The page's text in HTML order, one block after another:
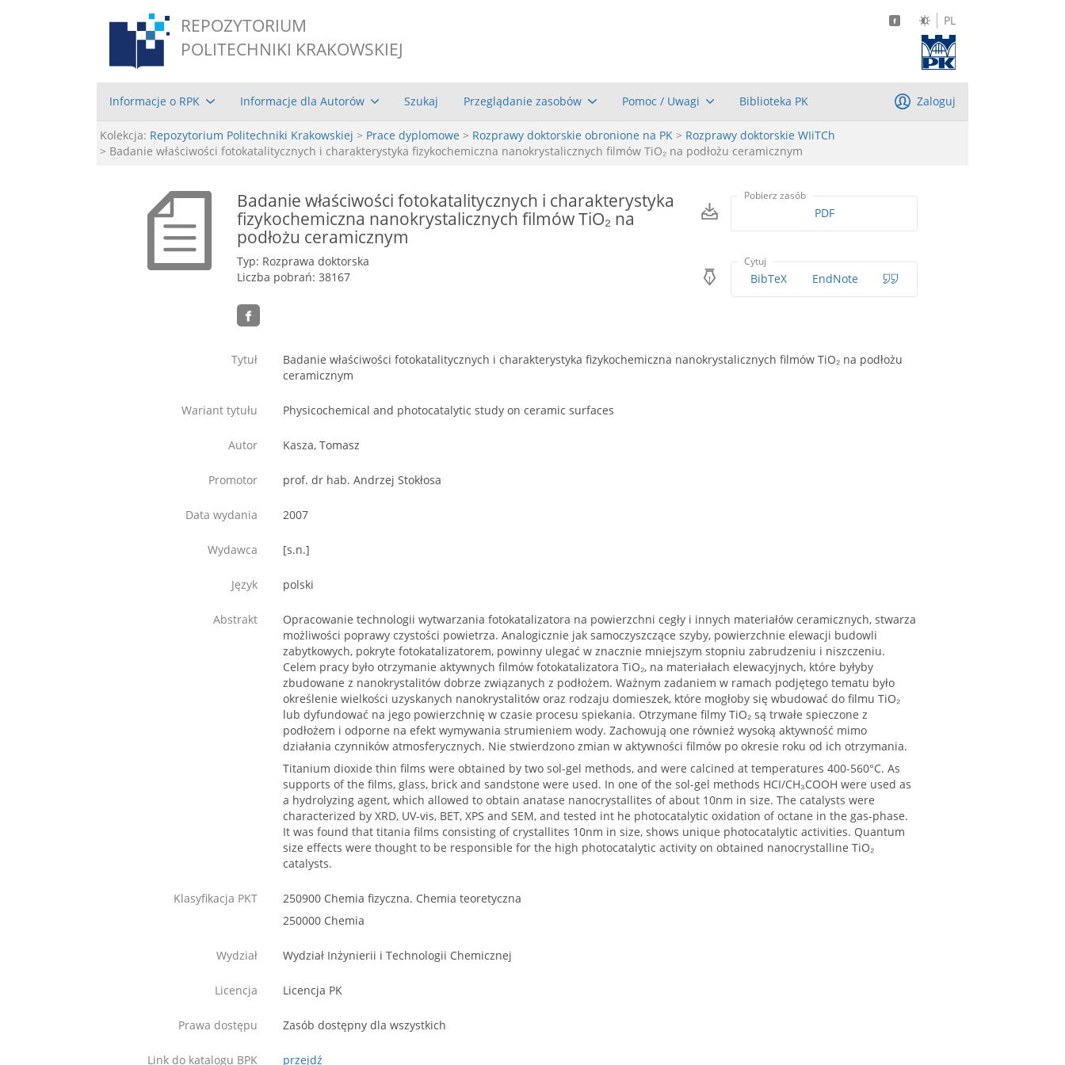
REPOZYTORIUM
POLITECHNIKI KRAKOWSKIEJ
PL
Informacje o RPK Informacje dla Autorów Szukaj Przeglądanie zasobów Pomoc / Uwagi Biblioteka PK Zaloguj
Kolekcja: Repozytorium Politechniki Krakowskiej > Prace dyplomowe > Rozprawy doktorskie obronione na PK > Rozprawy doktorskie WIiTCh
> Badanie właściwości fotokatalitycznych i charakterystyka fizykochemiczna nanokrystalicznych filmów TiO₂ na podłożu ceramicznym
Badanie właściwości fotokatalitycznych i charakterystyka
fizykochemiczna nanokrystalicznych filmów TiO₂ na
podłożu ceramicznym
Typ: Rozprawa doktorska
Liczba pobrań: 38167
Pobierz zasób
PDF
Cytuj
BibTeX EndNote
Tytuł
Badanie właściwości fotokatalitycznych i charakterystyka fizykochemiczna nanokrystalicznych filmów TiO₂ na podłożu
ceramicznym
Wariant tytułu Physicochemical and photocatalytic study on ceramic surfaces
Autor Kasza, Tomasz
Promotor prof. dr hab. Andrzej Stokłosa
Data wydania 2007
Wydawca [s.n.]
Język polski
Abstrakt
Opracowanie technologii wytwarzania fotokatalizatora na powierzchni cegły i innych materiałów ceramicznych, stwarza
możliwości poprawy czystości powietrza. Analogicznie jak samoczyszczące szyby, powierzchnie elewacji budowli
zabytkowych, pokryte fotokatalizatorem, powinny ulegać w znacznie mniejszym stopniu zabrudzeniu i niszczeniu.
Celem pracy było otrzymanie aktywnych filmów fotokatalizatora TiO₂, na materiałach elewacyjnych, które byłyby
zbudowane z nanokrystalitów dobrze związanych z podłożem. Ważnym zadaniem w ramach podjętego tematu było
określenie wielkości uzyskanych nanokrystalitów oraz rodzaju domieszek, które mogłoby się wbudować do filmu TiO₂
lub dyfundować na jego powierzchnię w czasie procesu spiekania. Otrzymane filmy TiO₂ są trwałe spieczone z
podłożem i odporne na efekt wymywania strumieniem wody. Zachowują one również wysoką aktywność mimo
działania czynników atmosferycznych. Nie stwierdzono zmian w aktywności filmów po okresie roku od ich otrzymania.
Titanium dioxide thin films were obtained by two sol-gel methods, and were calcined at temperatures 400-560°C. As
supports of the films, glass, brick and sandstone were used. In one of the sol-gel methods HCI/CH₃COOH were used as
a hydrolyzing agent, which allowed to obtain anatase nanocrystallites of about 10nm in size. The catalysts were
characterized by XRD, UV-vis, BET, XPS and SEM, and tested int he photocatalytic oxidation of octane in the gas-phase.
It was found that titania films consisting of crystallites 10nm in size, shows unique photocatalytic activities. Quantum
size effects were thought to be responsible for the high photocatalytic activity on obtained nanocrystalline TiO₂
catalysts.
Klasyfikacja PKT
250900 Chemia fizyczna. Chemia teoretyczna
250000 Chemia
Wydział Wydział Inżynierii i Technologii Chemicznej
Licencja Licencja PK
Prawa dostępu Zasób dostępny dla wszystkich
Link do katalogu BPK przejdź